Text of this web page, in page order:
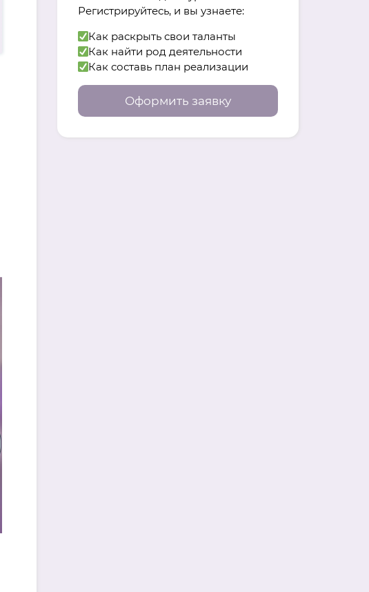
Регистрируйтесь, и вы узнаете:
Как раскрыть свои таланты
Как найти род деятельности
Как составь план реализации
Оформить заявку